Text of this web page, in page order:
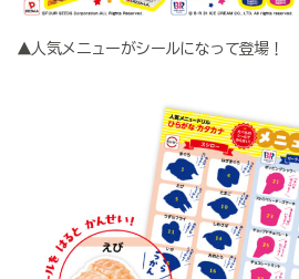
▲人気メニューがシールになって登場！